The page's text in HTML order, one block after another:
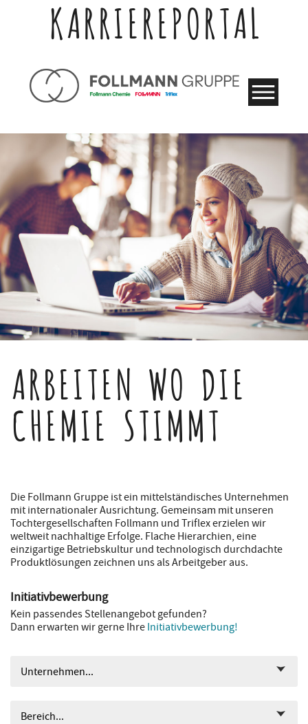
KARRIEREPORTAL
ARBEITEN WO DIE
CHEMIE STIMMT
Die Follmann Gruppe ist ein mittelständisches Unternehmen
mit internationaler Ausrichtung. Gemeinsam mit unseren
Tochtergesellschaften Follmann und Triflex erzielen wir
weltweit nachhaltige Erfolge. Flache Hierarchien, eine
einzigartige Betriebskultur und technologisch durchdachte
Produktlösungen zeichnen uns als Arbeitgeber aus.
Unternehmen...
Bereich...
Initiativbewerbung
Kein passendes Stellenangebot gefunden?
Dann erwarten wir gerne Ihre Initiativbewerbung!